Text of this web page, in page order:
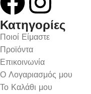
Κατηγορίες
Ποιοί Είμαστε
Προϊόντα
Επικοινωνία
Ο Λογαριασμός μου
Το Καλάθι μου